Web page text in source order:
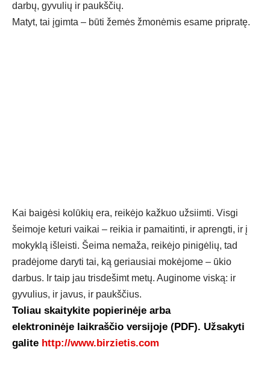
darbų, gyvulių ir paukščių.
Matyt, tai įgimta – būti žemės žmonėmis esame pripratę.
Kai baigėsi kolūkių era, reikėjo kažkuo užsiimti. Visgi
šeimoje keturi vaikai – reikia ir pamaitinti, ir aprengti, ir į
mokyklą išleisti. Šeima nemaža, reikėjo pinigėlių, tad
pradėjome daryti tai, ką geriausiai mokėjome – ūkio
darbus. Ir taip jau trisdešimt metų. Auginome viską: ir
gyvulius, ir javus, ir paukščius.
Toliau skaitykite popierinėje arba
elektroninėje laikraščio versijoje (PDF). Užsakyti
galite http://www.birzietis.com